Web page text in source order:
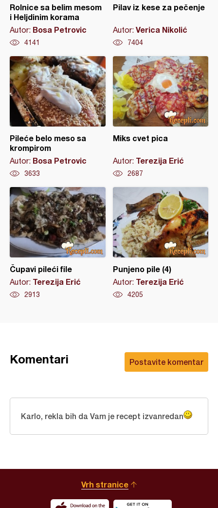
Rolnice sa belim mesom
i Heljdinim korama
Autor: Bosa Petrovic
4141
Pilav iz kese za pečenje
Autor: Verica Nikolić
7404
Pileće belo meso sa
krompirom
Autor: Bosa Petrovic
3633
Miks cvet pica
Autor: Terezija Erić
2687
Čupavi pileći file
Autor: Terezija Erić
2913
Punjeno pile (4)
Autor: Terezija Erić
4205
Postavite komentar
Komentari
Karlo, rekla bih da Vam je recept izvanredan
Vrh stranice